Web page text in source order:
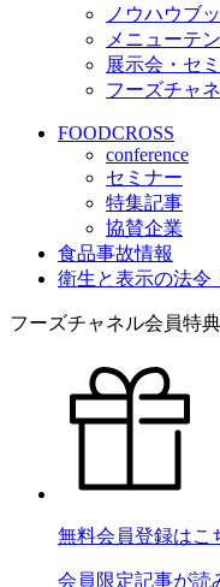
ノウハウブ
メニューテ
展示会・セ
フーズチャ
FOODCROSS
conference
セミナー
特集記事
協賛企業
食品事故情報
衛生と表示の法令
フーズチャネル会員特典
無料会員登録はこ
会員限定記事が読